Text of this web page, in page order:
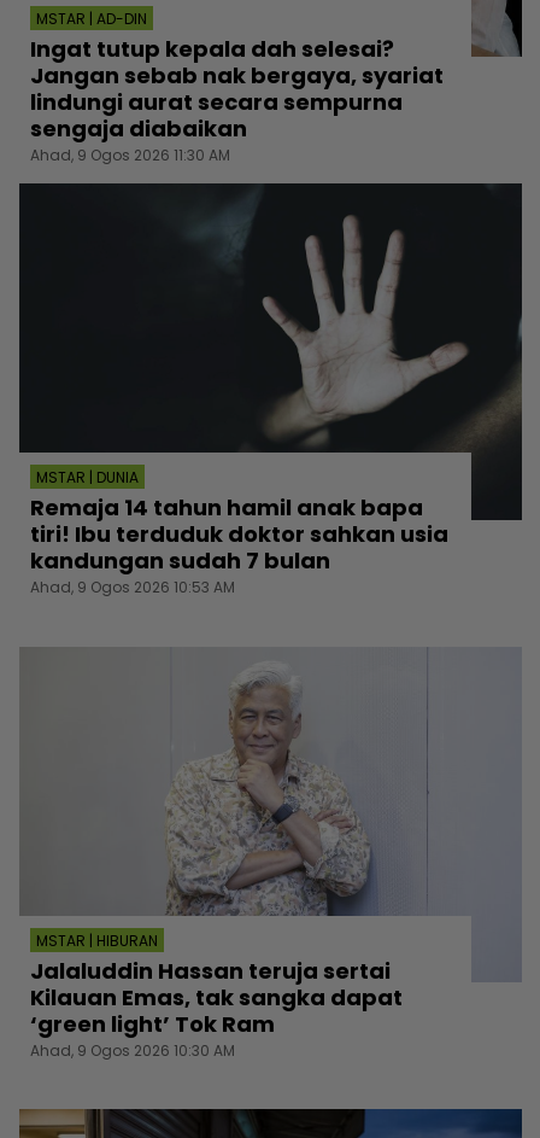
MSTAR | AD-DIN
Ingat tutup kepala dah selesai?
Jangan sebab nak bergaya, syariat
lindungi aurat secara sempurna
sengaja diabaikan
Ahad, 9 Ogos 2026 11:30 AM
MSTAR | DUNIA
Remaja 14 tahun hamil anak bapa
tiri! Ibu terduduk doktor sahkan usia
kandungan sudah 7 bulan
Ahad, 9 Ogos 2026 10:53 AM
MSTAR | HIBURAN
Jalaluddin Hassan teruja sertai
Kilauan Emas, tak sangka dapat
‘green light’ Tok Ram
Ahad, 9 Ogos 2026 10:30 AM